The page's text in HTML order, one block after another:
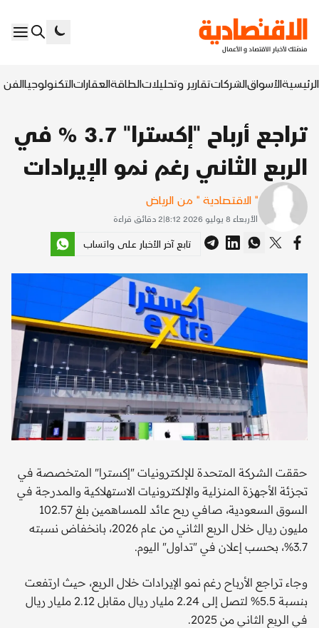
الرئيسيةالأسواقالشركاتتقارير وتحليلاتالطاقةالعقاراتالتكنولوجياالفن
تراجع أرباح "إكسترا" 3.7 % في
الربع الثاني رغم نمو الإيرادات
'' الاقتصادية '' من الرياض
الأربعاء 8 يوليو 2026 8:12 |
2 دقائق قراءة
تابع آخر الأخبار على واتساب
حققت الشركة المتحدة للإلكترونيات "إكسترا" المتخصصة في
تجزئة الأجهزة المنزلية والإلكترونيات الاستهلاكية والمدرجة في
السوق السعودية، صافي ربح عائد للمساهمين بلغ 102.57
مليون ريال خلال الربع الثاني من عام 2026، بانخفاض نسبته
3.7%، بحسب إعلان في "تداول" اليوم.
وجاء تراجع الأرباح رغم نمو الإيرادات خلال الربع، حيث ارتفعت
بنسبة 5.5% لتصل إلى 2.24 مليار ريال مقابل 2.12 مليار ريال
في الربع الثاني من 2025.